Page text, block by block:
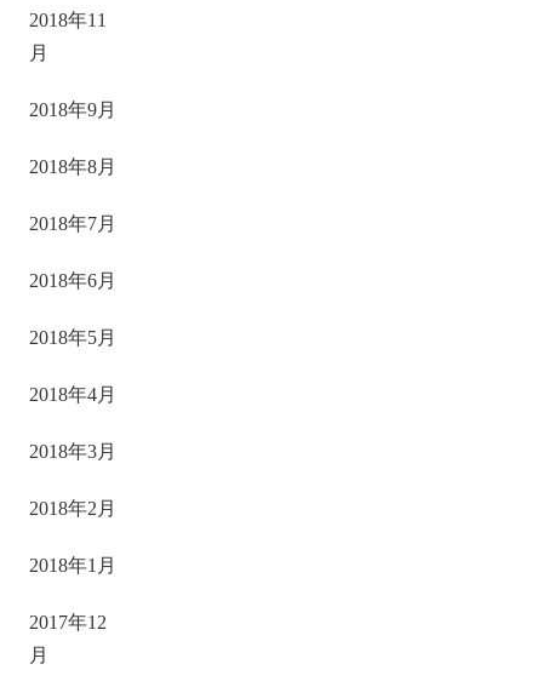
2018年11
月
2018年9月
2018年8月
2018年7月
2018年6月
2018年5月
2018年4月
2018年3月
2018年2月
2018年1月
2017年12
月